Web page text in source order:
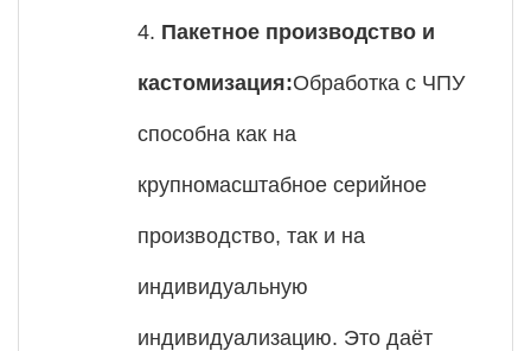
4. Пакетное производство и
кастомизация:Обработка с ЧПУ
способна как на
крупномасштабное серийное
производство, так и на
индивидуальную
индивидуализацию. Это даёт